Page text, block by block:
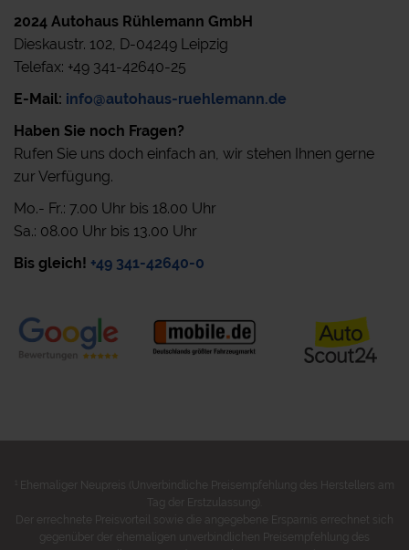
2024 Autohaus Rühlemann GmbH
Dieskaustr. 102, D-04249 Leipzig
Telefax: +49 341-42640-25
E-Mail: info@autohaus-ruehlemann.de
Haben Sie noch Fragen?
Rufen Sie uns doch einfach an, wir stehen Ihnen gerne
zur Verfügung.
Mo.- Fr.: 7.00 Uhr bis 18.00 Uhr
Sa.: 08.00 Uhr bis 13.00 Uhr
Bis gleich! +49 341-42640-0
Ehemaliger Neupreis (Unverbindliche Preisempfehlung des Herstellers am
Tag der Erstzulassung).
Der errechnete Preisvorteil sowie die angegebene Ersparnis errechnet sich
gegenüber der ehemaligen unverbindlichen Preisempfehlung des